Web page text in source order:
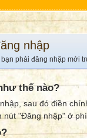
nhập
phải đăng nhập mới
thế nào?
sau đó điền
nút "Đăng nhập" ở